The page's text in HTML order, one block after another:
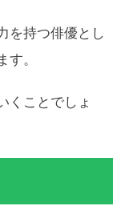
を持つ俳優とし
。
くことでしょ